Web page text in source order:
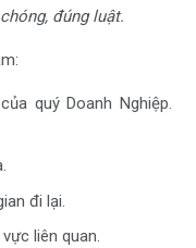
đúng luật.
quý Doanh Nghiệp.
đi lại.
liên quan.